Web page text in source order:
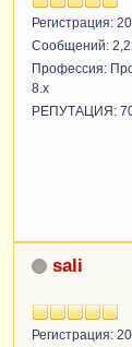
Регистрация:
Сообщений:
Профессия:
8.x
РЕПУТАЦИЯ:
sali
Регистрация: